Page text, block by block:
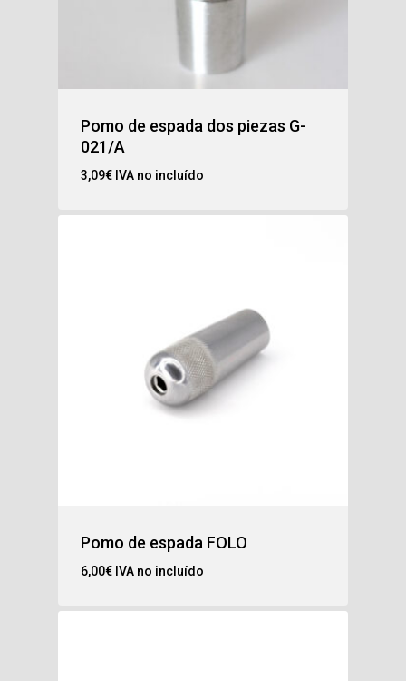
Pomo de espada dos piezas G-
021/A
3,09€ IVA no incluído
Pomo de espada FOLO
6,00€ IVA no incluído